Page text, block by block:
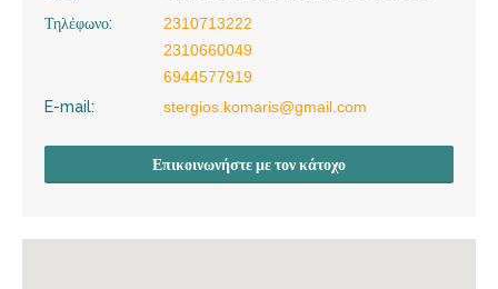
Τηλέφωνο:
2310713222
2310660049
6944577919
E-mail:
stergios.komaris@gmail.com
Επικοινωνήστε με τον κάτοχο